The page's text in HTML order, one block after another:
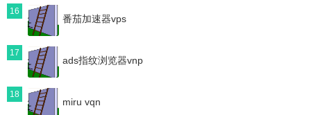
16
番茄加速器vps
17
ads指纹浏览器vnp
18
miru vqn